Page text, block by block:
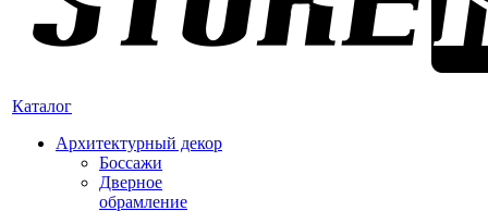
Каталог
Архитектурный декор
Боссажи
Дверное
обрамление